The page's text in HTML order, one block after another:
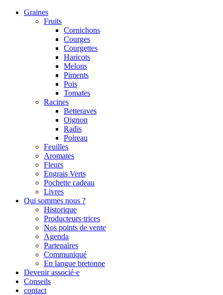
Graines
Fruits
Cornichons
Courges
Courgettes
Haricots
Melons
Piments
Pois
Tomates
Racines
Betteraves
Oignon
Radis
Poireau
Feuilles
Aromates
Fleurs
Engrais Verts
Pochette cadeau
Livres
Qui sommes nous ?
Historique
Producteurs·trices
Nos points de vente
Agenda
Partenaires
Communiqué
En langue bretonne
Devenir associé·e
Conseils
contact